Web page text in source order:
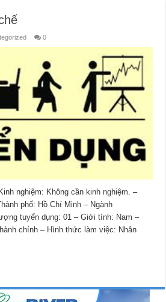
0
nghiệm: Không cần kinh nghiệm. –
phố: Hồ Chí Minh – Ngành
tuyển dụng: 01 – Giới tính: Nam –
chính – Hình thức làm việc: Nhân